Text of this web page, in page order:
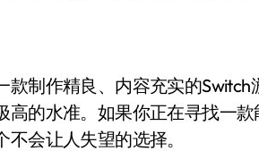
款制作精良、内容充实的
高的水准。如果你正在寻找一
会让人失望的选择。